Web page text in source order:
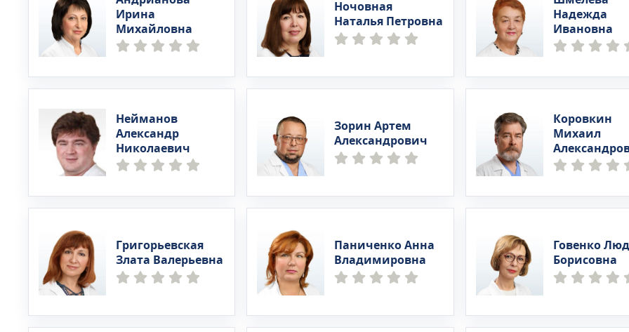
Ирина
Михайловна
Ночовная
Наталья Петровна
Надежда
Ивановна
Нейманов
Александр
Николаевич
Зорин Артем
Александрович
Коровкин
Михаил
Григорьевская
Злата Валерьевна
Паниченко Анна
Владимировна
Говенко
Борисовна